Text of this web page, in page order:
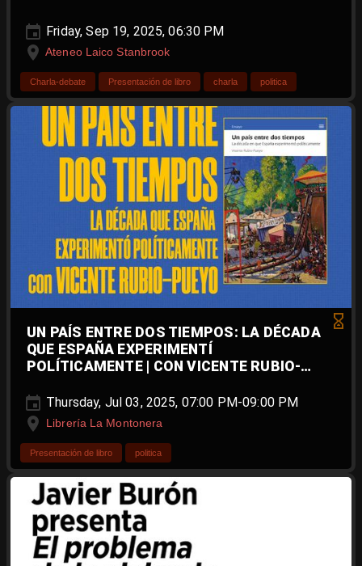
Friday, Sep 19, 2025, 06:30 PM
Ateneo Laico Stanbrook
Charla-debate Presentación de libro charla politica
UN PAÍS ENTRE DOS TIEMPOS: LA DÉCADA
QUE ESPAÑA EXPERIMENTÍ
POLÍTICAMENTE | CON VICENTE RUBIO-
Thursday, Jul 03, 2025, 07:00 PM-09:00 PM
Librería La Montonera
Presentación de libro politica